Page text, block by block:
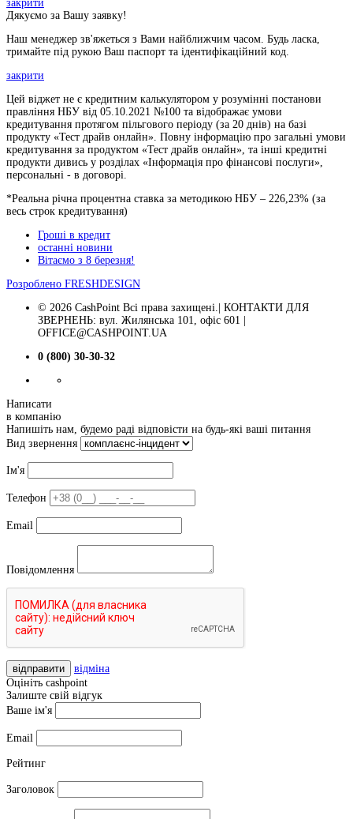
закрити
Дякуємо за Вашу заявку!
Наш менеджер зв'яжеться з Вами найближчим часом. Будь ласка,
тримайте під рукою Ваш паспорт та ідентифікаційний код.
закрити
Цей віджет не є кредитним калькулятором у розумінні постанови
правління НБУ від 05.10.2021 №100 та відображає умови
кредитування протягом пільгового періоду (за 20 днів) на базі
продукту «Тест драйв онлайн». Повну інформацію про загальні умови
кредитування за продуктом «Тест драйв онлайн», та інші кредитні
продукти дивись у розділах «Інформація про фінансові послуги»,
персональні - в договорі.
*Реальна річна процентна ставка за методикою НБУ – 226,23% (за
весь строк кредитування)
Гроші в кредит
останні новини
Вітаємо з 8 березня!
Розроблено FRESHDESIGN
© 2026 CashPoint Всі права захищені.| КОНТАКТИ ДЛЯ
ЗВЕРНЕНЬ: вул. Жилянська 101, офіс 601 |
OFFICE@CASHPOINT.UA
0 (800) 30-30-32
Написати
в компанію
Напишіть нам, будемо раді відповісти на будь-які ваші питання
Вид звернення
Ім'я
Телефон
Email
Повідомлення
відправити
відміна
Оцініть cashpoint
Залиште свій відгук
Ваше ім'я
Email
Рейтинг
Заголовок